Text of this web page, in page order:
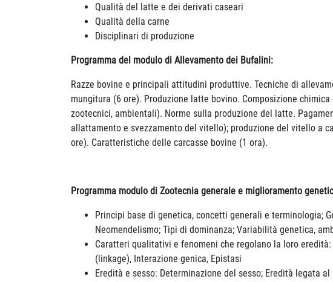
Qualità del latte e dei derivati caseari
Qualità della carne
Disciplinari di produzione
Programma del modulo di Allevamento dei Bufalini:
Razze bovine e principali attitudini produttive. Tecniche di
mungitura (6 ore). Produzione latte bovino. Composizione
zootecnici, ambientali). Norme sulla produzione del latte.
allattamento e svezzamento del vitello); produzione del vitello a
ore). Caratteristiche delle carcasse bovine (1 ora).
Programma modulo di Zootecnia generale e miglioramento
Principi base di genetica, concetti generali e terminologia;
Neomendelismo; Tipi di dominanza; Variabilità genetica,
Caratteri qualitativi e fenomeni che regolano la loro
(linkage), Interazione genica, Epistasi
Eredità e sesso: Determinazione del sesso; Eredità legata